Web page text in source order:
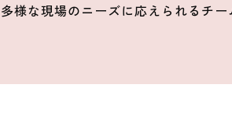
多様な現場のニーズに応えられるチー